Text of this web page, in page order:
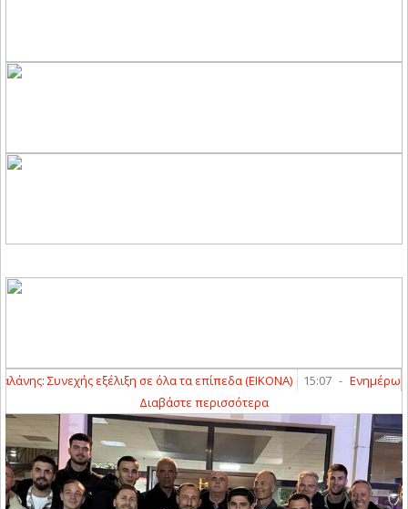
Συνεχής εξέλιξη σε όλα τα επίπεδα (ΕΙΚΟΝΑ) 15:07 - Ενημέρωση
Διαβάστε περισσότερα